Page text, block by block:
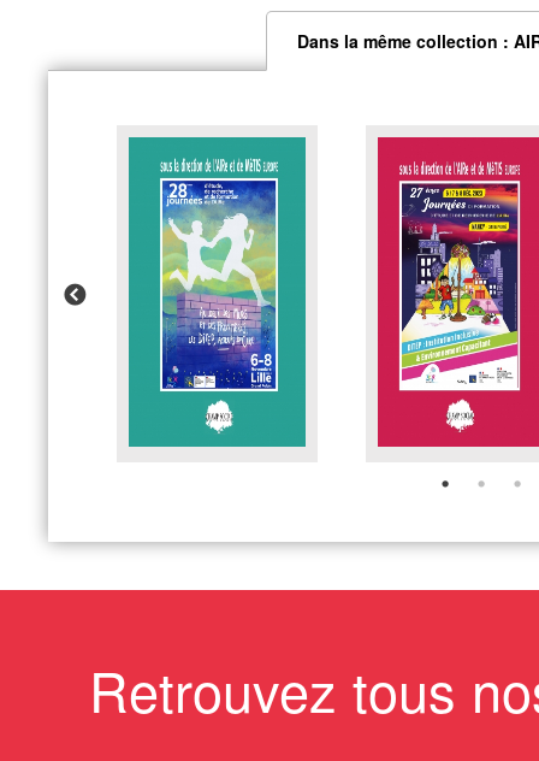
Dans la même collection :
Retrouvez tous